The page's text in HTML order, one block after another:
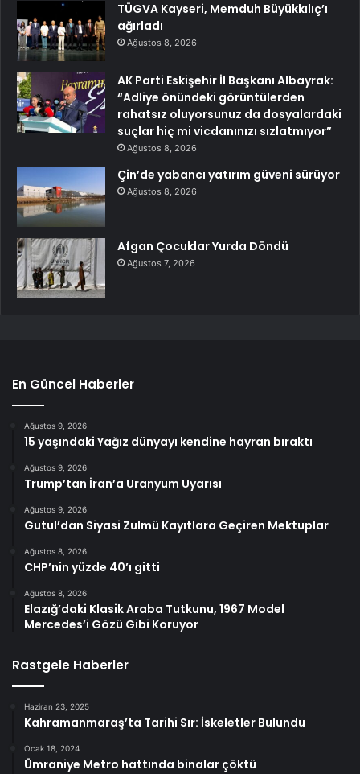
TÜGVA Kayseri, Memduh Büyükkılıç’ı
ağırladı
Ağustos 8, 2026
AK Parti Eskişehir İl Başkanı Albayrak:
“Adliye önündeki görüntülerden
rahatsız oluyorsunuz da dosyalardaki
suçlar hiç mi vicdanınızı sızlatmıyor”
Ağustos 8, 2026
Çin’de yabancı yatırım güveni sürüyor
Ağustos 8, 2026
Afgan Çocuklar Yurda Döndü
Ağustos 7, 2026
En Güncel Haberler
Ağustos 9, 2026
15 yaşındaki Yağız dünyayı kendine hayran bıraktı
Ağustos 9, 2026
Trump’tan İran’a Uranyum Uyarısı
Ağustos 9, 2026
Gutul’dan Siyasi Zulmü Kayıtlara Geçiren Mektuplar
Ağustos 8, 2026
CHP’nin yüzde 40’ı gitti
Ağustos 8, 2026
Elazığ’daki Klasik Araba Tutkunu, 1967 Model
Mercedes’i Gözü Gibi Koruyor
Rastgele Haberler
Haziran 23, 2025
Kahramanmaraş’ta Tarihi Sır: İskeletler Bulundu
Ocak 18, 2024
Ümraniye Metro hattında binalar çöktü